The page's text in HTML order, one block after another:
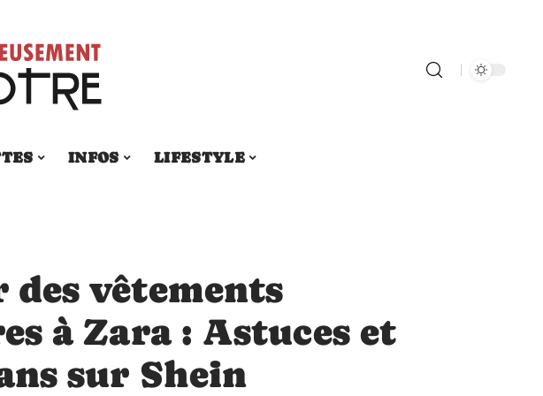
INFOS LIFESTYLE
des vêtements
à Zara : Astuces et
sur Shein